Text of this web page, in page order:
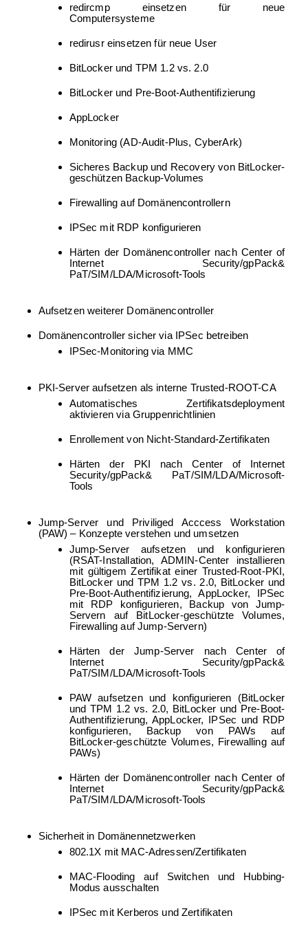
redircmp einsetzen für neue
Computersysteme
redirusr einsetzen für neue User
BitLocker und TPM 1.2 vs. 2.0
BitLocker und Pre-Boot-Authentifizierung
AppLocker
Monitoring (AD-Audit-Plus, CyberArk)
Sicheres Backup und Recovery von BitLocker-
geschützen Backup-Volumes
Firewalling auf Domänencontrollern
IPSec mit RDP konfigurieren
Härten der Domänencontroller nach Center of
Internet Security/gpPack&
PaT/SIM/LDA/Microsoft-Tools
Aufsetzen weiterer Domänencontroller
Domänencontroller sicher via IPSec betreiben
IPSec-Monitoring via MMC
PKI-Server aufsetzen als interne Trusted-ROOT-CA
Automatisches Zertifikatsdeployment
aktivieren via Gruppenrichtlinien
Enrollement von Nicht-Standard-Zertifikaten
Härten der PKI nach Center of Internet
Security/gpPack& PaT/SIM/LDA/Microsoft-
Tools
Jump-Server und Priviliged Acccess Workstation
(PAW) – Konzepte verstehen und umsetzen
Jump-Server aufsetzen und konfigurieren
(RSAT-Installation, ADMIN-Center installieren
mit gültigem Zertifikat einer Trusted-Root-PKI,
BitLocker und TPM 1.2 vs. 2.0, BitLocker und
Pre-Boot-Authentifizierung, AppLocker, IPSec
mit RDP konfigurieren, Backup von Jump-
Servern auf BitLocker-geschützte Volumes,
Firewalling auf Jump-Servern)
Härten der Jump-Server nach Center of
Internet Security/gpPack&
PaT/SIM/LDA/Microsoft-Tools
PAW aufsetzen und konfigurieren (BitLocker
und TPM 1.2 vs. 2.0, BitLocker und Pre-Boot-
Authentifizierung, AppLocker, IPSec und RDP
konfigurieren, Backup von PAWs auf
BitLocker-geschützte Volumes, Firewalling auf
PAWs)
Härten der Domänencontroller nach Center of
Internet Security/gpPack&
PaT/SIM/LDA/Microsoft-Tools
Sicherheit in Domänennetzwerken
802.1X mit MAC-Adressen/Zertifikaten
MAC-Flooding auf Switchen und Hubbing-
Modus ausschalten
IPSec mit Kerberos und Zertifikaten